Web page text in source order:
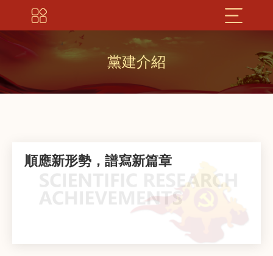
黨建介紹
順應新形勢，譜寫新篇章